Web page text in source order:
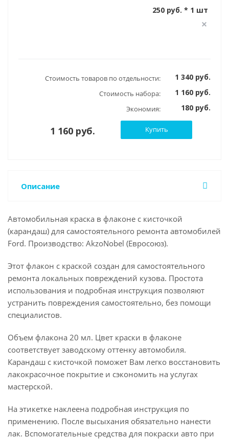
250 руб. * 1 шт
Стоимость товаров по отдельности: 1 340 руб.
Стоимость набора: 1 160 руб.
Экономия: 180 руб.
1 160 руб. Купить
Описание
Автомобильная краска в флаконе с кисточкой
(карандаш) для самостоятельного ремонта автомобилей
Ford. Производство: AkzoNobel (Евросоюз).
Этот флакон с краской создан для самостоятельного
ремонта локальных повреждений кузова. Простота
использования и подробная инструкция позволяют
устранить повреждения самостоятельно, без помощи
специалистов.
Объем флакона 20 мл. Цвет краски в флаконе
соответствует заводскому оттенку автомобиля.
Карандаш с кисточкой поможет Вам легко восстановить
лакокрасочное покрытие и сэкономить на услугах
мастерской.
На этикетке наклеена подробная инструкция по
применению. После высыхания обязательно нанести
лак. Вспомогательные средства для покраски авто при